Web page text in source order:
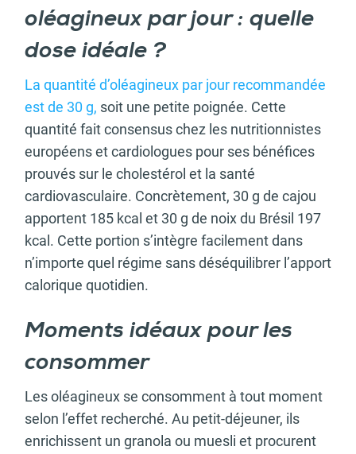
oléagineux par jour : quelle
dose idéale ?
La quantité d’oléagineux par jour recommandée
est de 30 g, soit une petite poignée. Cette
quantité fait consensus chez les nutritionnistes
européens et cardiologues pour ses bénéfices
prouvés sur le cholestérol et la santé
cardiovasculaire. Concrètement, 30 g de cajou
apportent 185 kcal et 30 g de noix du Brésil 197
kcal. Cette portion s’intègre facilement dans
n’importe quel régime sans déséquilibrer l’apport
calorique quotidien.
Moments idéaux pour les
consommer
Les oléagineux se consomment à tout moment
selon l’effet recherché. Au petit-déjeuner, ils
enrichissent un granola ou muesli et procurent